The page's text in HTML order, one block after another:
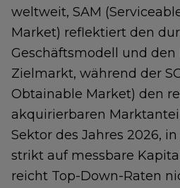
weltweit, SAM
Market) reflektiert den
Geschäftsmodell und den
Zielmarkt, während der
Obtainable Market) den
akquirierbaren
Sektor des Jahres 2026,
strikt auf messbare
reicht Top-Down-Raten